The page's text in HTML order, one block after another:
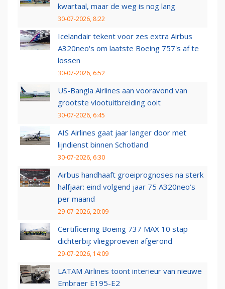
kwartaal, maar de weg is nog lang
30-07-2026, 8:22
Icelandair tekent voor zes extra Airbus
A320neo's om laatste Boeing 757's af te
lossen
30-07-2026, 6:52
US-Bangla Airlines aan vooravond van
grootste vlootuitbreiding ooit
30-07-2026, 6:45
AIS Airlines gaat jaar langer door met
lijndienst binnen Schotland
30-07-2026, 6:30
Airbus handhaaft groeiprognoses na sterk
halfjaar: eind volgend jaar 75 A320neo’s
per maand
29-07-2026, 20:09
Certificering Boeing 737 MAX 10 stap
dichterbij: vliegproeven afgerond
29-07-2026, 14:09
LATAM Airlines toont interieur van nieuwe
Embraer E195-E2